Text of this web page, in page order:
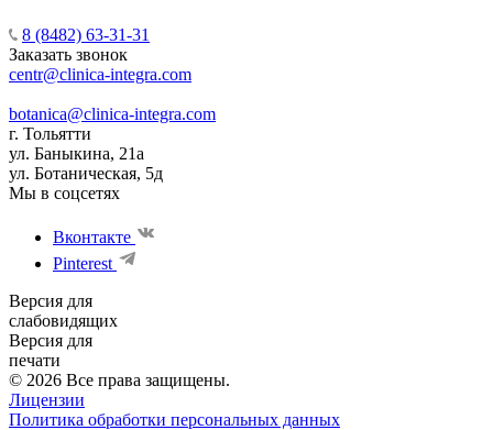
8 (8482) 63-31-31
Заказать звонок
centr@clinica-integra.com
botanica@clinica-integra.com
г. Тольятти
ул. Баныкина, 21а
ул. Ботаническая, 5д
Мы в соцсетях
Вконтакте
Pinterest
Версия для
слабовидящих
Версия для
печати
© 2026 Все права защищены.
Лицензии
Политика обработки персональных данных